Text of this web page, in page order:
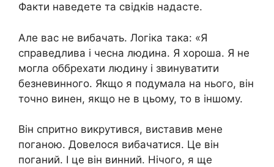
Факти наведете та свідків надасте.
Але вас не вибачать. Логіка така: «Я
справедлива і чесна людина. Я хороша. Я не
могла оббрехати людину і звинуватити
безневинного. Якщо я подумала на нього, він
точно винен, якщо не в цьому, то в іншому.
Він спритно викрутився, виставив мене
поганою. Довелося вибачатися. Це він
поганий. І це він винний. Нічого, я ще